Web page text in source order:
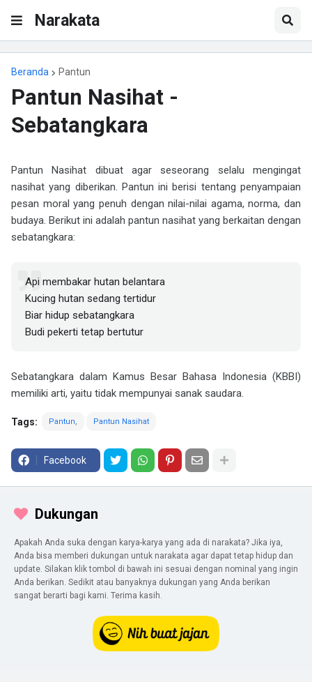
Narakata
Beranda Pantun
Pantun Nasihat -
Sebatangkara
Pantun Nasihat dibuat agar seseorang selalu mengingat
nasihat yang diberikan. Pantun ini berisi tentang penyampaian
pesan moral yang penuh dengan nilai-nilai agama, norma, dan
budaya. Berikut ini adalah pantun nasihat yang berkaitan dengan
sebatangkara:
Api membakar hutan belantara
Kucing hutan sedang tertidur
Biar hidup sebatangkara
Budi pekerti tetap bertutur
Sebatangkara dalam Kamus Besar Bahasa Indonesia (KBBI)
memiliki arti, yaitu tidak mempunyai sanak saudara.
Tags: Pantun Pantun Nasihat
Facebook
Dukungan
Apakah Anda suka dengan karya-karya yang ada di narakata? Jika iya,
Anda bisa memberi dukungan untuk narakata agar dapat tetap hidup dan
update. Silakan klik tombol di bawah ini sesuai dengan nominal yang ingin
Anda berikan. Sedikit atau banyaknya dukungan yang Anda berikan
sangat berarti bagi kami. Terima kasih.